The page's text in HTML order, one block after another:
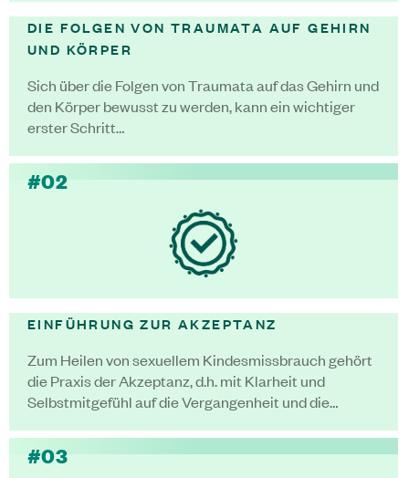
DIE FOLGEN VON TRAUMATA AUF GEHIRN
UND KÖRPER
Sich über die Folgen von Traumata auf das Gehirn und
den Körper bewusst zu werden, kann ein wichtiger
erster Schritt…
#02
EINFÜHRUNG ZUR AKZEPTANZ
Zum Heilen von sexuellem Kindesmissbrauch gehört
die Praxis der Akzeptanz, d.h. mit Klarheit und
Selbstmitgefühl auf die Vergangenheit und die…
#03